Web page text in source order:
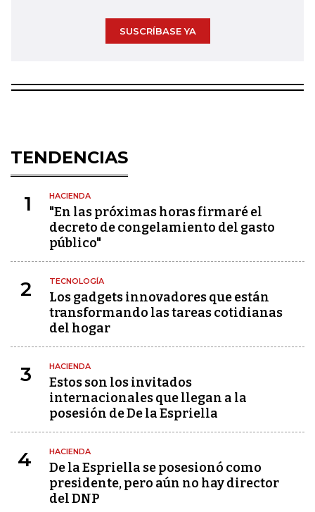
SUSCRÍBASE YA
TENDENCIAS
1 HACIENDA
"En las próximas horas firmaré el
decreto de congelamiento del gasto
público"
2 TECNOLOGÍA
Los gadgets innovadores que están
transformando las tareas cotidianas
del hogar
3 HACIENDA
Estos son los invitados
internacionales que llegan a la
posesión de De la Espriella
4 HACIENDA
De la Espriella se posesionó como
presidente, pero aún no hay director
del DNP